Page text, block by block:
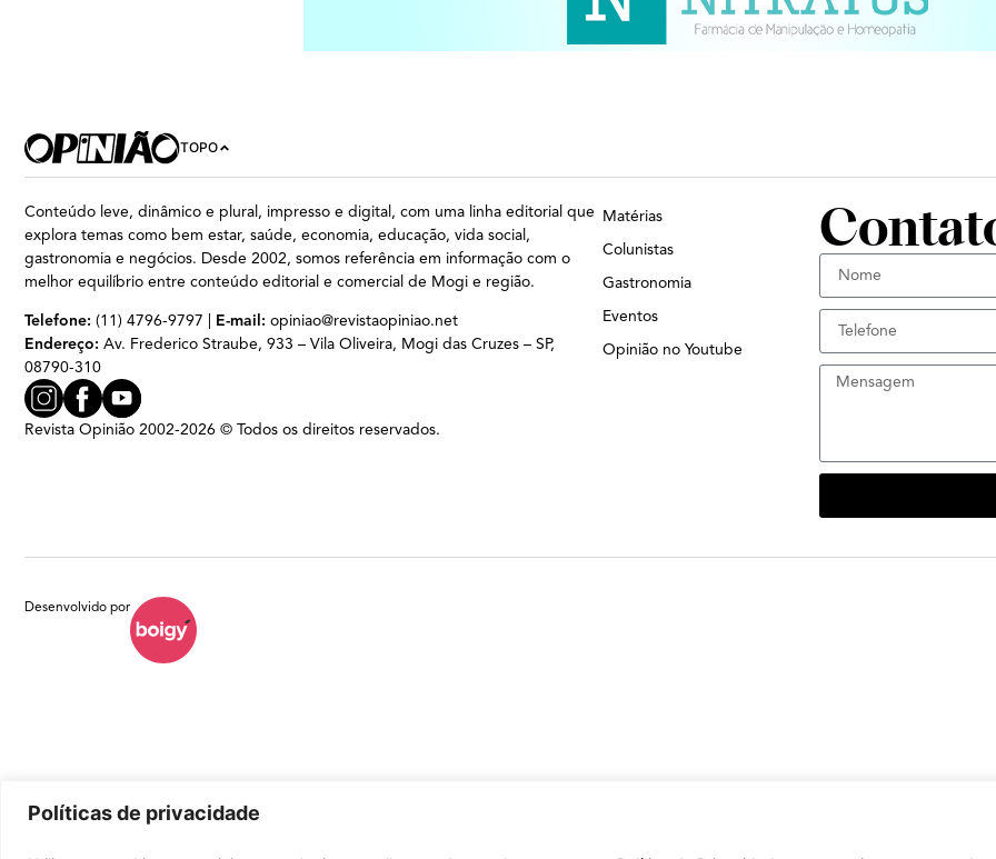
Políticas de privacidade
TOPO
Conteúdo leve, dinâmico e plural, impresso e digital, com uma linha editorial que
explora temas como bem estar, saúde, economia, educação, vida social,
gastronomia e negócios. Desde 2002, somos referência em informação com o
melhor equilíbrio entre conteúdo editorial e comercial de Mogi e região.
Telefone: (11) 4796-9797 | E-mail: opiniao@revistaopiniao.net
Endereço: Av. Frederico Straube, 933 – Vila Oliveira, Mogi das Cruzes – SP,
08790-310
Revista Opinião 2002-2026 © Todos os direitos reservados.
Matérias
Colunistas
Gastronomia
Eventos
Opinião no Youtube
Desenvolvido por